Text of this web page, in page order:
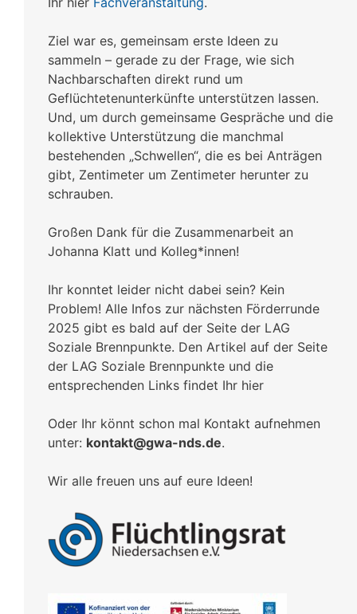
Ziel war es, gemeinsam erste Ideen zu
sammeln – gerade zu der Frage, wie sich
Nachbarschaften direkt rund um
Geflüchtetenunterkünfte unterstützen lassen.
Und, um durch gemeinsame Gespräche und die
kollektive Unterstützung die manchmal
bestehenden „Schwellen“, die es bei Anträgen
gibt, Zentimeter um Zentimeter herunter zu
schrauben.
Großen Dank für die Zusammenarbeit an
Johanna Klatt und Kolleg*innen!
Ihr konntet leider nicht dabei sein? Kein
Problem! Alle Infos zur nächsten Förderrunde
2025 gibt es bald auf der Seite der LAG
Soziale Brennpunkte. Den Artikel auf der Seite
der LAG Soziale Brennpunkte und die
entsprechenden Links findet Ihr hier
Oder Ihr könnt schon mal Kontakt aufnehmen
unter: kontakt@gwa-nds.de.
Wir alle freuen uns auf eure Ideen!